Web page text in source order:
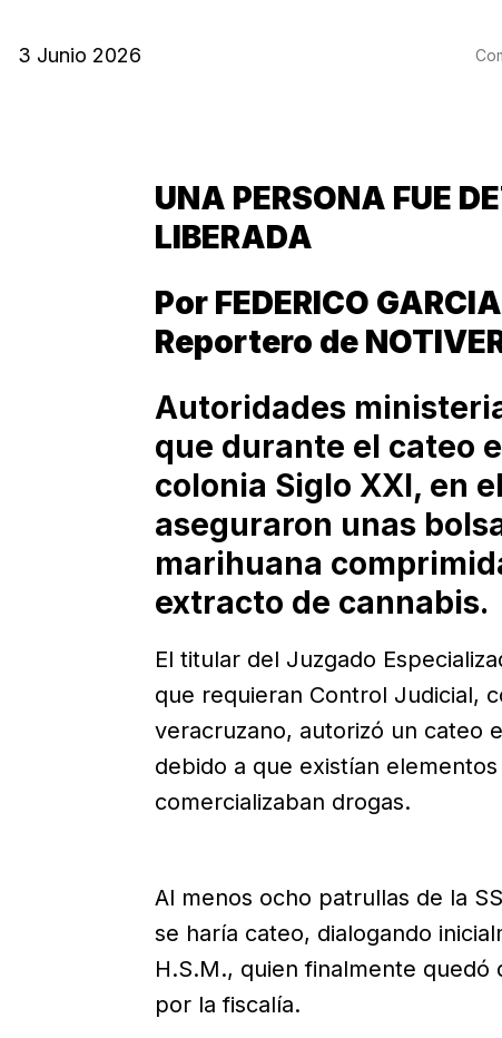
3 Junio 2026
UNA PERSONA FUE
LIBERADA
Por FEDERICO GARCIA
Reportero de
Autoridades
que durante el cateo
colonia Siglo XXI, en
aseguraron unas
marihuana
extracto de cannabis.
El titular del Juzgado
que requieran Control Judicial,
veracruzano, autorizó un cateo
debido a que existían
comercializaban drogas.
Al menos ocho patrullas de la
se haría cateo, dialogando
H.S.M., quien finalmente
por la fiscalía.